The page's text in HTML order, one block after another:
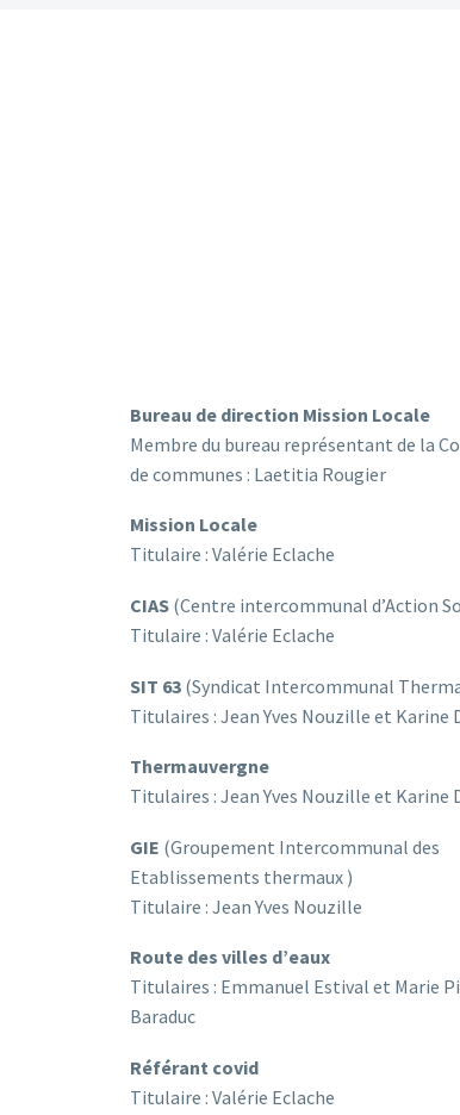
Bureau de direction Mission Locale
Membre du bureau représentant de la
de communes : Laetitia Rougier
Mission Locale
Titulaire : Valérie Eclache
CIAS (Centre intercommunal d’Action
Titulaire : Valérie Eclache
SIT 63 (Syndicat Intercommunal
Titulaires : Jean Yves Nouzille et Karine
Thermauvergne
Titulaires : Jean Yves Nouzille et Karine
GIE (Groupement Intercommunal des
Etablissements thermaux )
Titulaire : Jean Yves Nouzille
Route des villes d’eaux
Titulaires : Emmanuel Estival et Marie
Baraduc
Référant covid
Titulaire : Valérie Eclache